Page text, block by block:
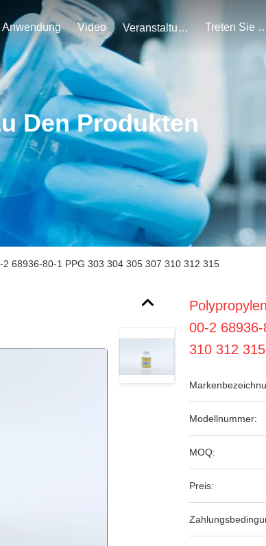
Anwendung Video Veranstaltungen Treten Sie Mit Uns
Den Produkten
68936-80-1 PPG 303 304 305 307 310 312 315
00-2
310 312 315
Modellnummer:
MOQ:
Preis: